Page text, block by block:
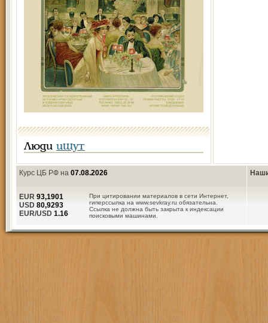
Люди ищут
Курс ЦБ РФ на 07.08.2026
При цитировании материалов в сети Интернет,
гиперссылка на www.sevkray.ru обязательна.
Ссылка не должна быть закрыта к индексации
поисковыми машинами.
EUR 93,1901
USD 80,9293
EUR/USD 1.16